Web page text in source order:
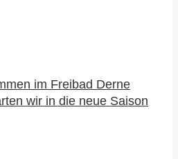
im Freibad Derne
wir in die neue Saison